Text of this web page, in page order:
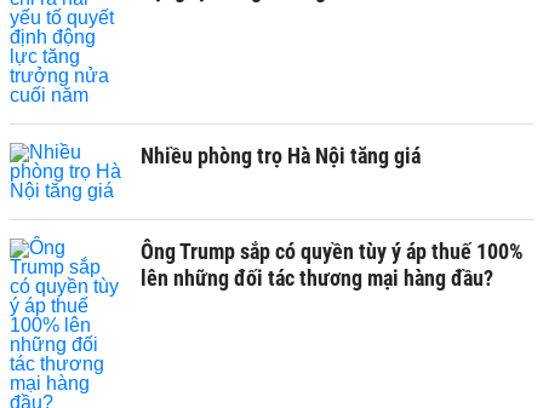
Nhiều phòng trọ Hà Nội tăng giá
Ông Trump sắp có quyền tùy ý áp thuế 100%
lên những đối tác thương mại hàng đầu?